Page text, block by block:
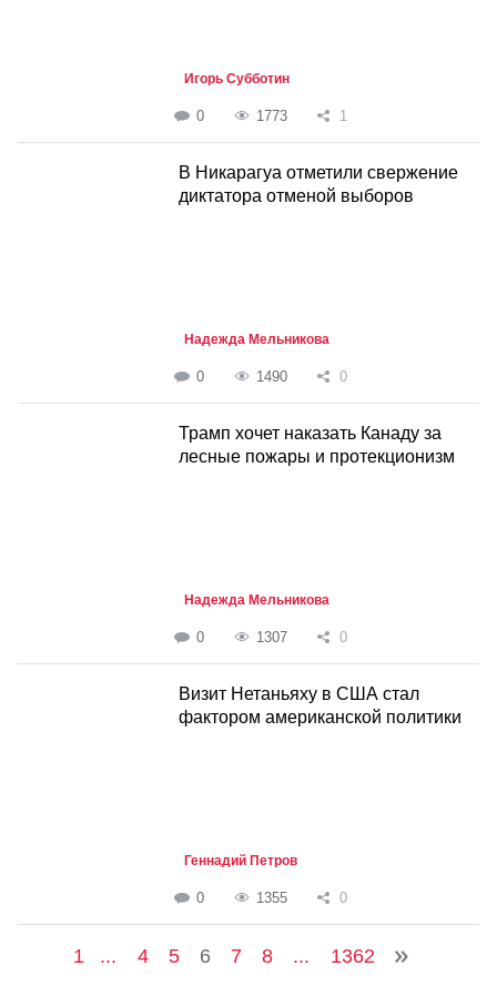
Игорь Субботин
0 1773 1
В Никарагуа отметили свержение
диктатора отменой выборов
Надежда Мельникова
0 1490 0
Трамп хочет наказать Канаду за
лесные пожары и протекционизм
Надежда Мельникова
0 1307 0
Визит Нетаньяху в США стал
фактором американской политики
Геннадий Петров
0 1355 0
1 ... 4 5 6 7 8 ... 1362